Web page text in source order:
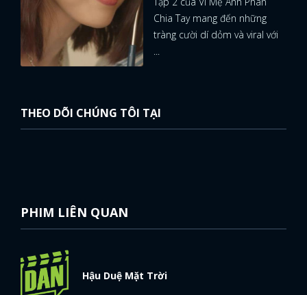
Chia Tay mang đến những
tràng cười dí dỏm và viral với
THEO DÕI CHÚNG TÔI TẠI
PHIM LIÊN QUAN
Hậu Duệ Mặt Trời